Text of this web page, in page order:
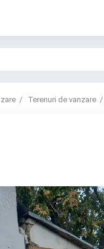
Terenuri de vanzare